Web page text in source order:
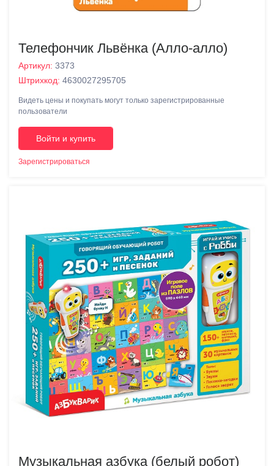
Телефончик Львёнка (Алло-алло)
Артикул: 3373
Штрихкод: 4630027295705
Видеть цены и покупать могут только зарегистрированные
пользователи
Войти и купить
Зарегистрироваться
Музыкальная азбука (белый робот)